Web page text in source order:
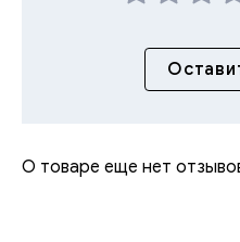
О товаре еще нет